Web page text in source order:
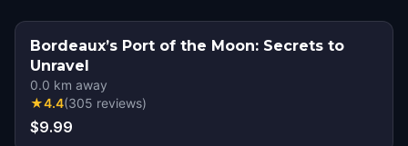
Bordeaux’s Port of the Moon: Secrets to
Unravel
0.0 km away
★4.4(305 reviews)
$9.99